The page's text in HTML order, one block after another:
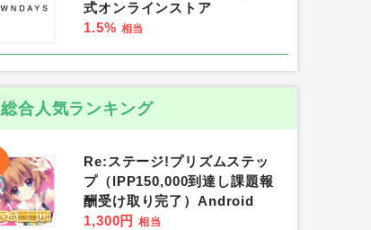
式オンラインストア
1.5% 相当
総合人気ランキング
Re:ステージ!プリズムステッ
プ（IPP150,000到達し課題報
酬受け取り完了）Android
1,300円 相当